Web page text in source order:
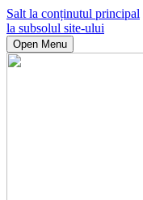
Salt la conținutul principal
la subsolul site-ului
Open Menu